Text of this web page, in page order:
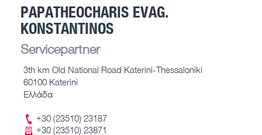
PAPATHEOCHARIS EVAG.
KONSTANTINOS
Servicepartner
3th km Old National Road Katerini-Thessaloniki
60100 Katerini
Ελλάδα
+30 (23510) 23187
+30 (23510) 23871